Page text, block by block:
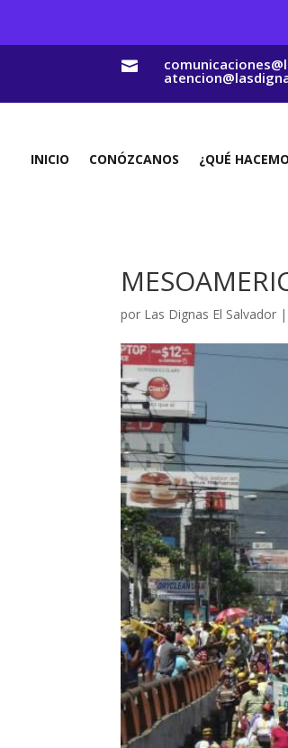

INICIO CONÓZCANOS ¿QUÉ
por Las Dignas El Salvador |